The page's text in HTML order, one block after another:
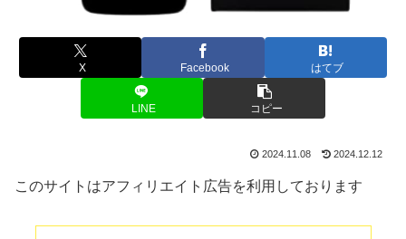
X Facebook はてブ
LINE コピー
2024.11.08 2024.12.12
このサイトはアフィリエイト広告を利用しております